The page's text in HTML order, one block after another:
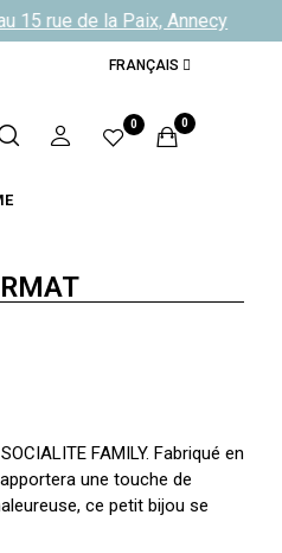
rue de la Paix, Annecy
FRANÇAIS
0 0
FAMILY. Fabriqué en
une touche de
ce petit bijou se